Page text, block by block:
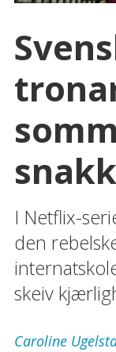
I Netflix-
den
skeiv
Caroline